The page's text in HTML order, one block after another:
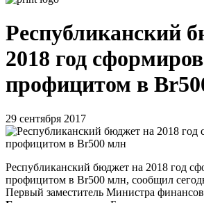
Республиканский
2018 год
профицитом в
29 сентября 2017
Республиканский бюджет на 2018 год
профицитом в Br500 млн, сообщил
Первый заместитель Министра финансов